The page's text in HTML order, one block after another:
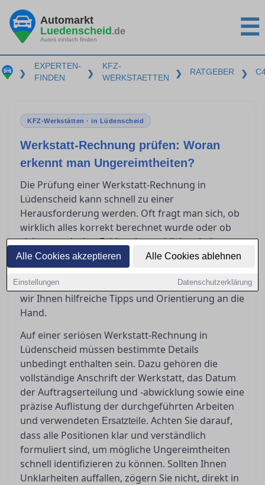
Alle Cookies akzeptieren Alle Cookies ablehnen
Einstellungen Datenschutzerklärung
Automarkt
Luedenscheid.de
Autos einfach finden ☰
❯
EXPERTEN-
FINDEN
❯
KFZ-
WERKSTAETTEN
❯ RATGEBER ❯
KFZ-Werkstätten · in Lüdenscheid
Werkstatt-Rechnung prüfen: Woran
erkennt man Ungereimtheiten?
Die Prüfung einer Werkstatt-Rechnung in
Lüdenscheid kann schnell zu einer
Herausforderung werden. Oft fragt man sich, ob
wirklich alles korrekt berechnet wurde oder ob
sich unentdeckte Fehler eingeschlichen haben.
Um Verständnis für die wesentlichen Bestandteile
einer seriösen Rechnung zu schaffen und
potenzielle Ungereimtheiten zu erkennen, geben
wir Ihnen hilfreiche Tipps und Orientierung an die
Hand.
Auf einer seriösen Werkstatt-Rechnung in
Lüdenscheid müssen bestimmte Details
unbedingt enthalten sein. Dazu gehören die
vollständige Anschrift der Werkstatt, das Datum
der Auftragserteilung und -abwicklung sowie eine
präzise Auflistung der durchgeführten Arbeiten
und verwendeten Ersatzteile. Achten Sie darauf,
dass alle Positionen klar und verständlich
formuliert sind, um mögliche Ungereimtheiten
schnell identifizieren zu können. Sollten Ihnen
Unklarheiten auffallen, zögern Sie nicht, direkt in